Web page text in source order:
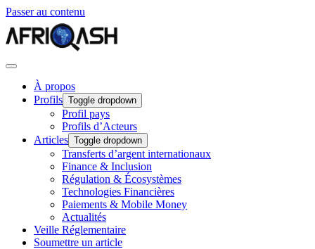
Passer au contenu
À propos
Profils Toggle dropdown
Profil pays
Profils d’Acteurs
Articles Toggle dropdown
Transferts d’argent internationaux
Finance & Inclusion
Régulation & Écosystèmes
Technologies Financières
Paiements & Mobile Money
Actualités
Veille Réglementaire
Soumettre un article